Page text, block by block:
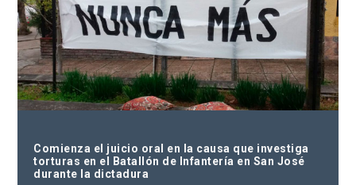
Comienza el juicio oral en la causa que investiga
torturas en el Batallón de Infantería en San José
durante la dictadura